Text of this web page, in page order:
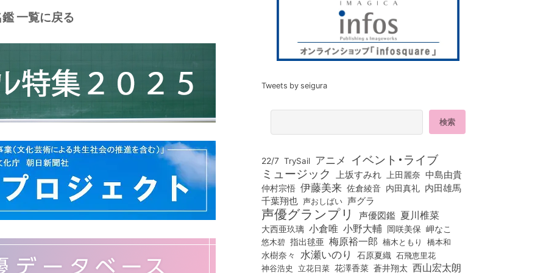
一覧に戻る
Tweets by seigura
22/7 TrySail アニメ イベント・ライブ
ミュージック 上坂すみれ 上田麗奈 中島由貴
仲村宗悟 伊藤美来 佐倉綾音 内田真礼 内田雄馬
千葉翔也 声おしばい 声グラ
声優グランプリ 声優図鑑 夏川椎菜
大西亜玖璃 小倉唯 小野大輔 岡咲美保 岬なこ
悠木碧 指出毬亜 梅原裕一郎 楠木ともり 橋本和
水樹奈々 水瀬いのり 石原夏織 石飛恵里花
神谷浩史 立花日菜 花澤香菜 蒼井翔太 西山宏太朗